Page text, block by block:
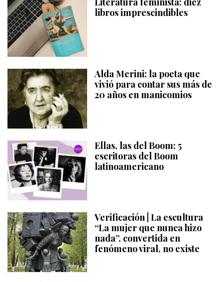
libros imprescindibles
Alda Merini: la poeta que
vivió para contar sus más de
20 años en manicomios
Ellas, las del Boom: 5
escritoras del Boom
latinoamericano
Verificación | La escultura
“La mujer que nunca hizo
nada”, convertida en
fenómeno viral, no existe